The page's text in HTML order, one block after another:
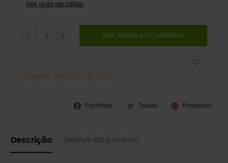
Ver guía de tallas
ADICIONAR AO CARRINHO
ÚLTIMOS ARTIGOS EM STOCK
Partilhar Tweet Pinterest
Descrição